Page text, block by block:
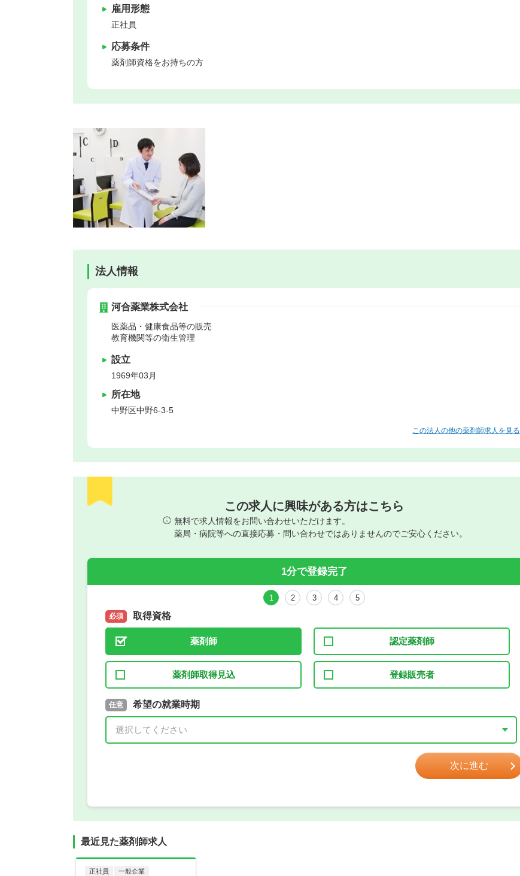
雇用形態
正社員
応募条件
薬剤師資格をお持ちの方
法人情報
河合薬業株式会社
医薬品・健康食品等の販売
教育機関等の衛生管理
設立
1969年03月
所在地
中野区中野6-3-5
この法人の他の薬剤師求人を見る
この求人に興味がある方はこちら
無料で求人情報をお問い合わせいただけます。
薬局・病院等への直接応募・問い合わせではありませんのでご安心ください。
1分で登録完了
1 2 3 4 5
必須 取得資格
薬剤師 認定薬剤師
薬剤師取得見込 登録販売者
必須 取得予定年
年 3月
任意 希望の就業時期
次に進む
最近見た薬剤師求人
正社員 一般企業